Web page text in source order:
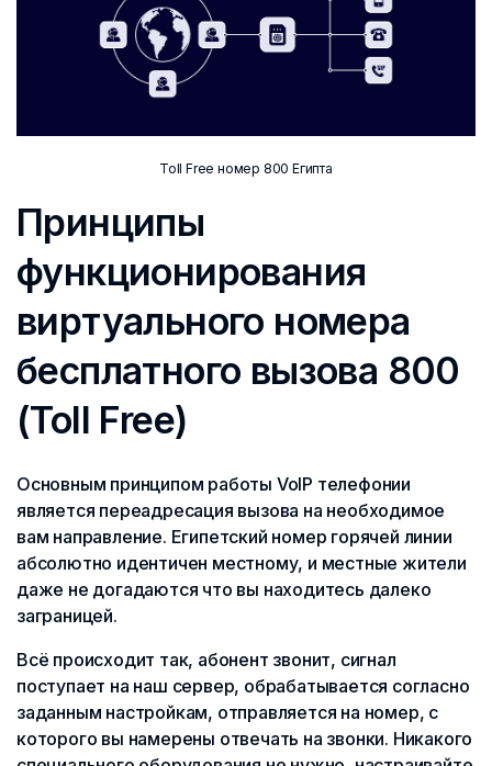
Toll Free номер 800 Египта
Принципы
функционирования
виртуального номера
бесплатного вызова 800
(Toll Free)
Основным принципом работы VoIP телефонии
является переадресация вызова на необходимое
вам направление. Египетский номер горячей линии
абсолютно идентичен местному, и местные жители
даже не догадаются что вы находитесь далеко
заграницей.
Всё происходит так, абонент звонит, сигнал
поступает на наш сервер, обрабатывается согласно
заданным настройкам, отправляется на номер, с
которого вы намерены отвечать на звонки. Никакого